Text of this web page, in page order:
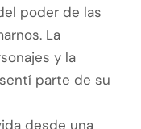
poder de las
La
y la
parte de su
desde una